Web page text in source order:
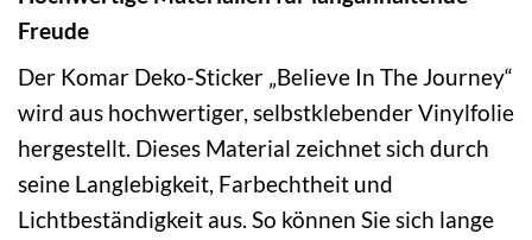
Freude
Der Komar Deko-Sticker „Believe In The Journey“
wird aus hochwertiger, selbstklebender Vinylfolie
hergestellt. Dieses Material zeichnet sich durch
seine Langlebigkeit, Farbechtheit und
Lichtbeständigkeit aus. So können Sie sich lange